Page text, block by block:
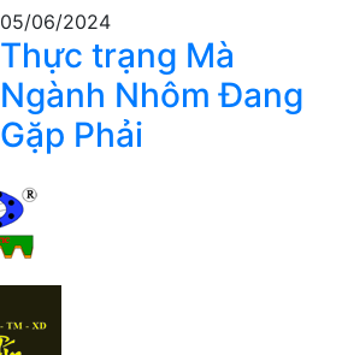
05/06/2024
Thực trạng Mà
Ngành Nhôm Đang
Gặp Phải